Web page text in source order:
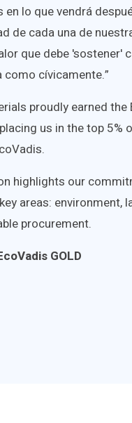
lo que vendrá
de cada una de
que debe 'sostener'
cívicamente.”
proudly earned the
us in the top 5%
highlights our
areas: environment,
procurement.
GOLD